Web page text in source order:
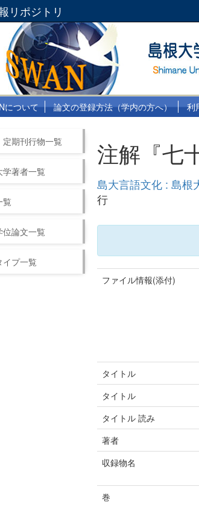
リポジトリ
について 論文の登録方法（学内の方へ） 利
定期刊行物一覧
学著者一覧
覧
位論文一覧
イプ一覧
注解『七
島大言語文化 : 島根
行
ファイル情報(添付)
タイトル
タイトル
タイトル 読み
著者
収録物名
巻